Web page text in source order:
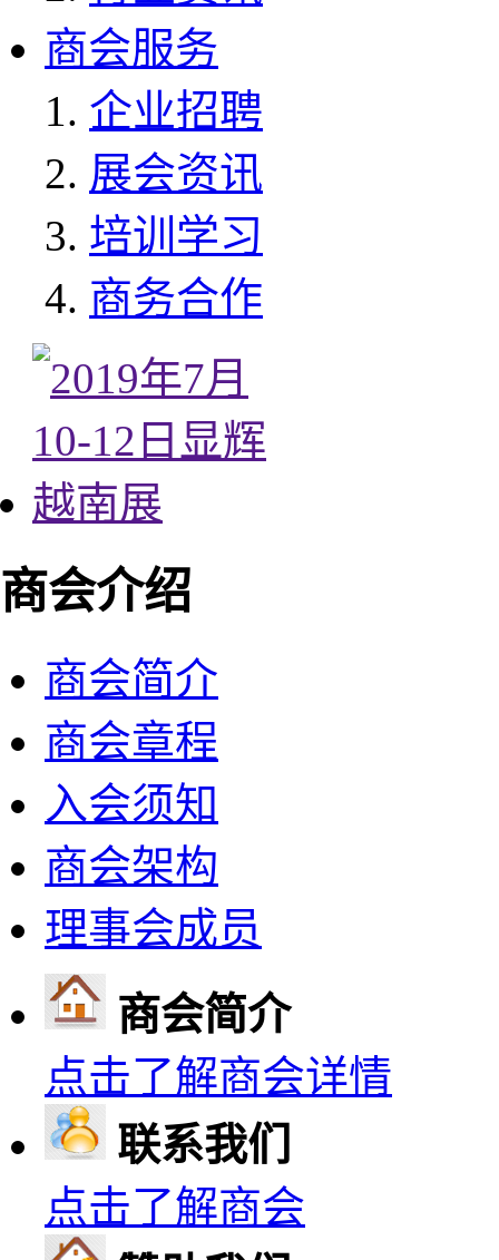
商会服务
企业招聘
展会资讯
培训学习
商务合作
商会介绍
商会简介
商会章程
入会须知
商会架构
理事会成员
商会简介
点击了解商会详情
联系我们
点击了解商会